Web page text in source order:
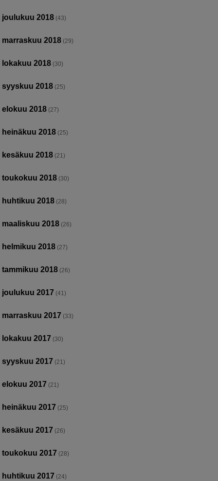
joulukuu 2018 (43)
marraskuu 2018 (29)
lokakuu 2018 (30)
syyskuu 2018 (25)
elokuu 2018 (27)
heinäkuu 2018 (25)
kesäkuu 2018 (21)
toukokuu 2018 (30)
huhtikuu 2018 (28)
maaliskuu 2018 (26)
helmikuu 2018 (27)
tammikuu 2018 (26)
joulukuu 2017 (41)
marraskuu 2017 (33)
lokakuu 2017 (30)
syyskuu 2017 (21)
elokuu 2017 (21)
heinäkuu 2017 (25)
kesäkuu 2017 (26)
toukokuu 2017 (28)
huhtikuu 2017 (24)